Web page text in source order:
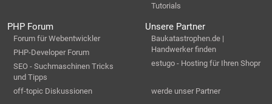
Tutorials
PHP Forum
Forum für Webentwickler
PHP-Developer Forum
SEO - Suchmaschinen Tricks
und Tipps
off-topic Diskussionen
Unsere Partner
Baukatastrophen.de |
Handwerker finden
estugo - Hosting für Ihren Shopr
werde unser Partner